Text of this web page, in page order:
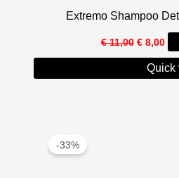
Extremo Shampoo
€11,00 Il
prezzo
originale
era:
€8,00Il
è:
Quick
-33%